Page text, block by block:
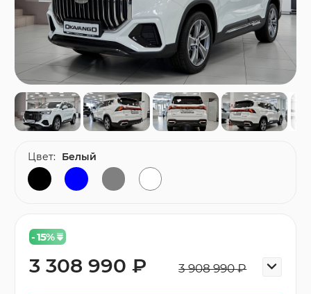
- 15%
3 908 990 ₽
3 308 990 ₽
Цвет: Белый